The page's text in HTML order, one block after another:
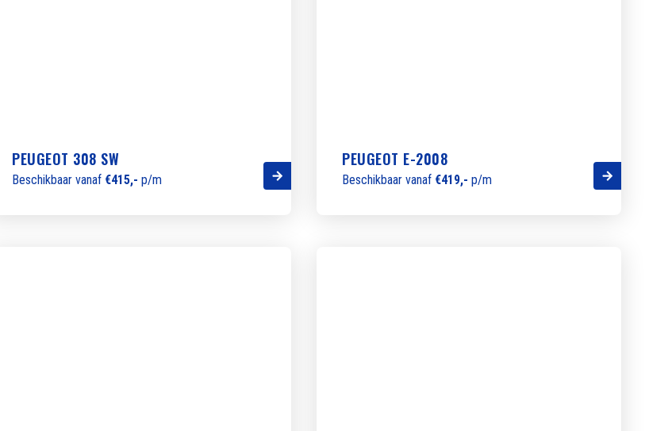
PEUGEOT 308 SW
Beschikbaar vanaf €415,- p/m
PEUGEOT E-2008
Beschikbaar vanaf €419,- p/m